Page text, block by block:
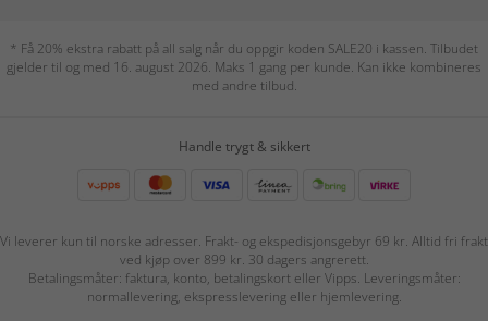
* Få 20% ekstra rabatt på all salg når du oppgir koden SALE20 i kassen. Tilbudet
gjelder til og med 16. august 2026. Maks 1 gang per kunde. Kan ikke kombineres
med andre tilbud.
Handle trygt & sikkert
Vi leverer kun til norske adresser. Frakt- og ekspedisjonsgebyr 69 kr. Alltid fri frakt
ved kjøp over 899 kr. 30 dagers angrerett.
Betalingsmåter: faktura, konto, betalingskort eller Vipps. Leveringsmåter:
normallevering, ekspresslevering eller hjemlevering.